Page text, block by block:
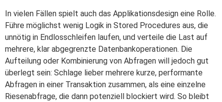
In vielen Fällen spielt auch das Applikationsdesign eine Rolle.
Führe möglichst wenig Logik in Stored Procedures aus, die
unnötig in Endlosschleifen laufen, und verteile die Last auf
mehrere, klar abgegrenzte Datenbankoperationen. Die
Aufteilung oder Kombinierung von Abfragen will jedoch gut
überlegt sein: Schlage lieber mehrere kurze, performante
Abfragen in einer Transaktion zusammen, als eine einzelne
Riesenabfrage, die dann potenziell blockiert wird. So bleibt